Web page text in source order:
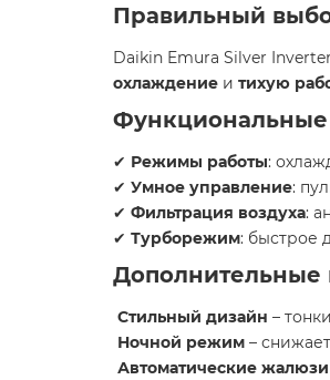
Правильный
Daikin Emura Silver
охлаждение и тихую
✔ Режимы работы:
✔ Умное управление:
✔ Фильтрация воздуха:
✔ Турборежим: быстрое
Дополнительные
Стильный дизайн –
Ночной режим –
Автоматические жалюзи